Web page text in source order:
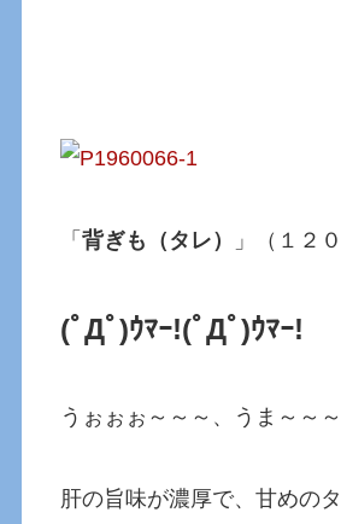
「背ぎも（タレ） 」（１２
(ﾟДﾟ)ｳﾏｰ!(ﾟДﾟ)ｳﾏｰ!
うぉぉぉ～～～、うま～～～
肝の旨味が濃厚で、甘めの